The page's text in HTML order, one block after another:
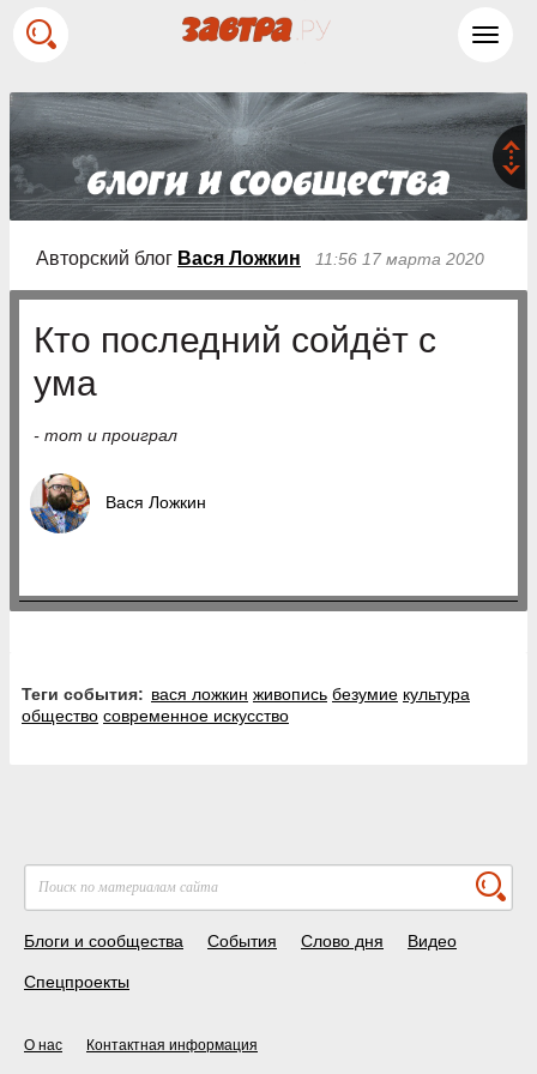
Авторский блог Вася Ложкин 11:56 17 марта 2020
Кто последний сойдёт с
ума
- тот и проиграл
Вася Ложкин
Теги события: вася ложкин живопись безумие культура
общество современное искусство
Блоги и сообщества События Слово дня Видео
Спецпроекты
О нас Контактная информация